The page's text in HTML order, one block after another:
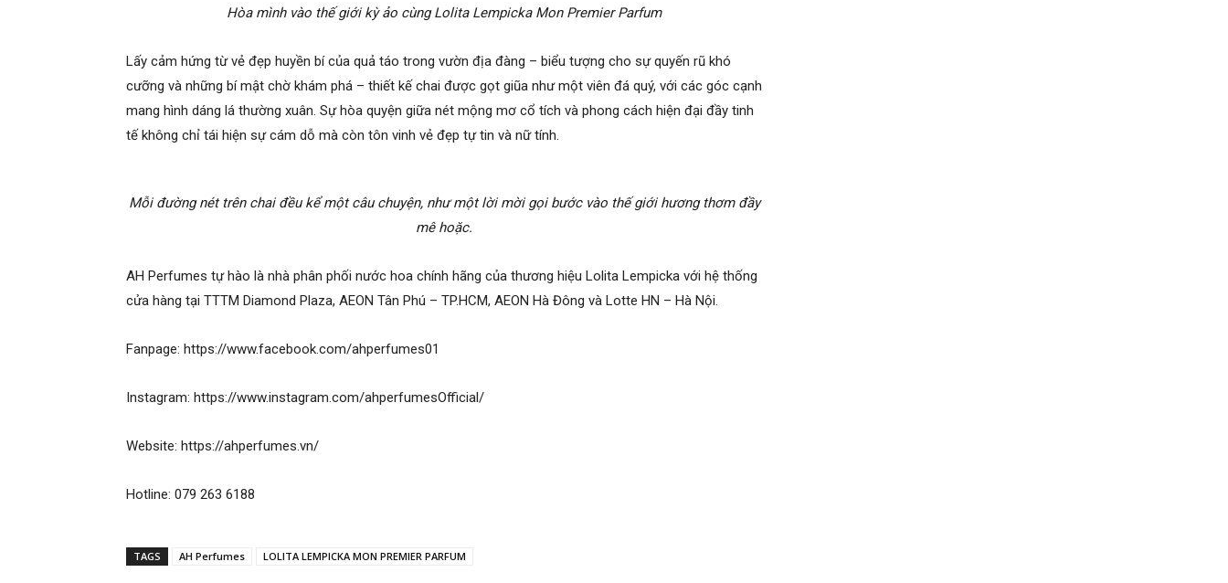
Hòa mình vào thế giới kỳ ảo cùng Lolita Lempicka Mon Premier Parfum
Lấy cảm hứng từ vẻ đẹp huyền bí của quả táo trong vườn địa đàng – biểu tượng cho sự quyến rũ khó
cưỡng và những bí mật chờ khám phá – thiết kế chai được gọt giũa như một viên đá quý, với các góc cạnh
mang hình dáng lá thường xuân. Sự hòa quyện giữa nét mộng mơ cổ tích và phong cách hiện đại đầy tinh
tế không chỉ tái hiện sự cám dỗ mà còn tôn vinh vẻ đẹp tự tin và nữ tính.
Mỗi đường nét trên chai đều kể một câu chuyện, như một lời mời gọi bước vào thế giới hương thơm đầy
mê hoặc.
AH Perfumes tự hào là nhà phân phối nước hoa chính hãng của thương hiệu Lolita Lempicka với hệ thống
cửa hàng tại TTTM Diamond Plaza, AEON Tân Phú – TP.HCM, AEON Hà Đông và Lotte HN – Hà Nội.
Fanpage: https://www.facebook.com/ahperfumes01
Instagram: https://www.instagram.com/ahperfumesOfficial/
Website: https://ahperfumes.vn/
Hotline: 079 263 6188
TAGS AH Perfumes LOLITA LEMPICKA MON PREMIER PARFUM